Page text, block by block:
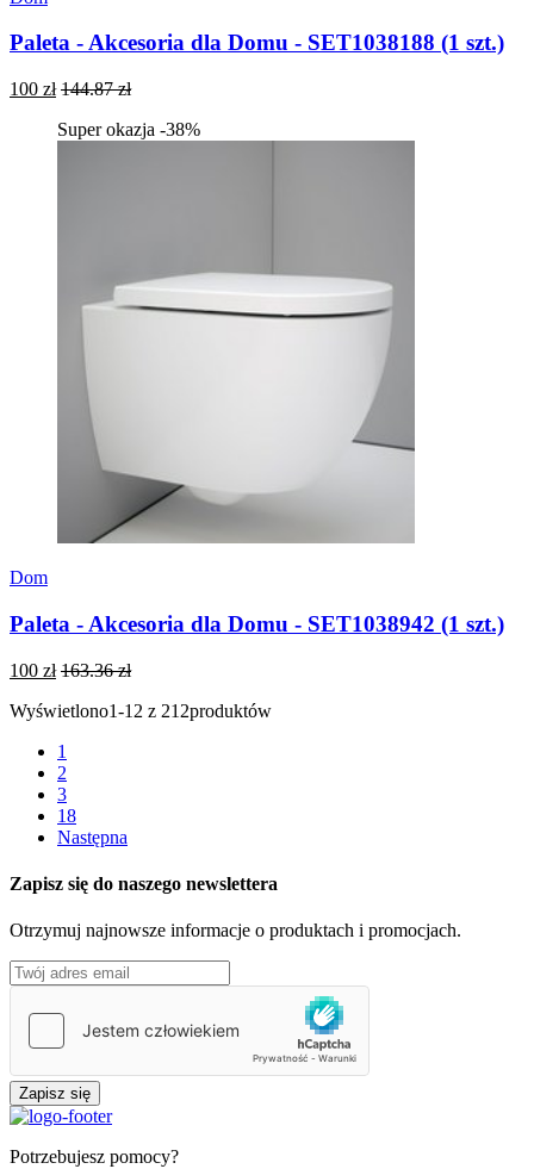
Paleta - Akcesoria dla Domu - SET1038188 (1 szt.)
100 zł 144.87 zł
Super okazja -38%
Dom
Paleta - Akcesoria dla Domu - SET1038942 (1 szt.)
100 zł 163.36 zł
Wyświetlono1-12 z 212produktów
1
2
3
18
Następna
Zapisz się do naszego newslettera
Otrzymuj najnowsze informacje o produktach i promocjach.
Zapisz się
Potrzebujesz pomocy?